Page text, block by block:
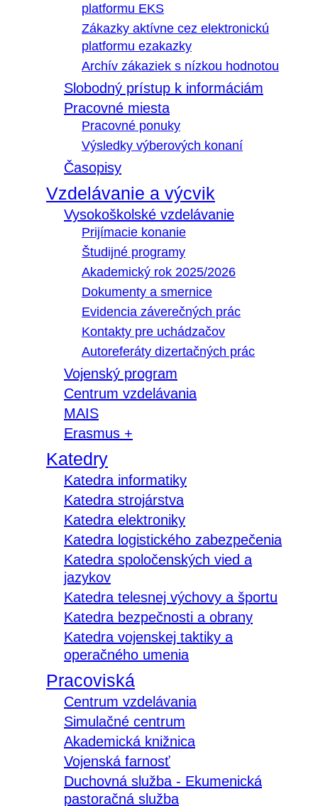
platformu EKS
Zákazky aktívne cez elektronickú
platformu ezakazky
Archív zákaziek s nízkou hodnotou
Slobodný prístup k informáciám
Pracovné miesta
Pracovné ponuky
Výsledky výberových konaní
Časopisy
Vzdelávanie a výcvik
Vysokoškolské vzdelávanie
Prijímacie konanie
Študijné programy
Akademický rok 2025/2026
Dokumenty a smernice
Evidencia záverečných prác
Kontakty pre uchádzačov
Autoreferáty dizertačných prác
Vojenský program
Centrum vzdelávania
MAIS
Erasmus +
Katedry
Katedra informatiky
Katedra strojárstva
Katedra elektroniky
Katedra logistického zabezpečenia
Katedra spoločenských vied a
jazykov
Katedra telesnej výchovy a športu
Katedra bezpečnosti a obrany
Katedra vojenskej taktiky a
operačného umenia
Pracoviská
Centrum vzdelávania
Simulačné centrum
Akademická knižnica
Vojenská farnosť
Duchovná služba - Ekumenická
pastoračná služba